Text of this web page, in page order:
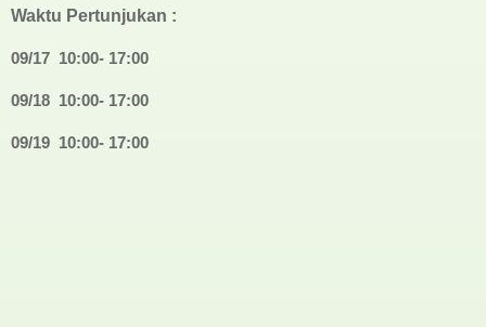
Waktu Pertunjukan :
09/17 10:00- 17:00
09/18 10:00- 17:00
09/19 10:00- 17:00